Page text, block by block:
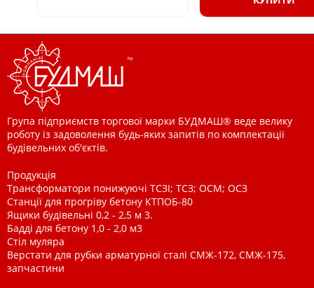
Група підприємств торгової марки БУДМАШ® веде велику
роботу із задоволення будь-яких запитів по комплектації
будівельних об'єктів.
Продукція
Трансформатори понижуючі ТСЗІ; ТСЗ; ОСМ; ОСЗ
Станції для прогріву бетону КТПОБ-80
Ящики будівельні 0,2 - 2,5 м 3.
Бадді для бетону 1,0 - 2,0 м3
Стіл муляра
Верстати для рубки арматурної сталі СМЖ-172, СМЖ-175,
запчастини